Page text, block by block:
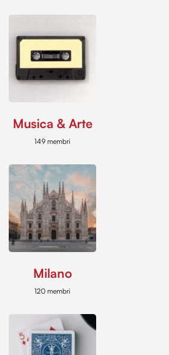
Musica & Arte
149 membri
Milano
120 membri